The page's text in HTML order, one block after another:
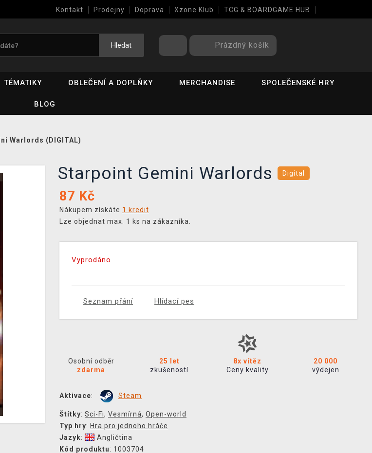
Kontakt Prodejny Doprava Xzone Klub TCG & BOARDGAME HUB
Hledat Prázdný košík
TÉMATIKY OBLEČENÍ A DOPLŇKY MERCHANDISE SPOLEČENSKÉ HRY
BLOG
Warlords (DIGITAL)
Starpoint Gemini Warlords Digital
87 Kč
Nákupem získáte 1 kredit
Lze objednat max. 1 ks na zákazníka.
Vyprodáno
Seznam přání Hlídací pes
Osobní odběr
zdarma
25 let
zkušeností
8x vítěz
Ceny kvality
20 000
výdejen
Aktivace: Steam
Štítky: Sci-Fi, Vesmírná, Open-world
Typ hry: Hra pro jednoho hráče
Jazyk:
Angličtina
Kód produktu: 1003704